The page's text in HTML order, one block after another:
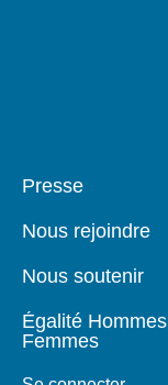
Pied
Presse
Nous rejoindre
Nous soutenir
Égalité Hommes
Femmes